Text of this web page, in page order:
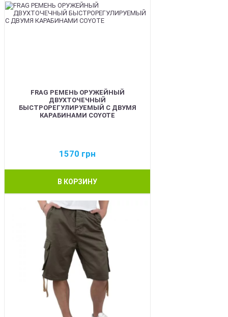
FRAG РЕМЕНЬ ОРУЖЕЙНЫЙ
ДВУХТОЧЕЧНЫЙ
БЫСТРОРЕГУЛИРУЕМЫЙ С ДВУМЯ
КАРАБИНАМИ COYOTE
1570 грн
В КОРЗИНУ